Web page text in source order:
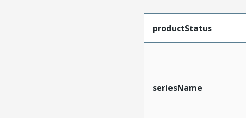
productStatus
seriesName